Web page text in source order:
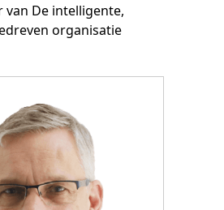
van De intelligente,
organisatie